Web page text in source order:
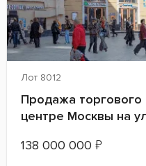
Лот 8012
Продажа
центре Москвы на
138 000 000 ₽